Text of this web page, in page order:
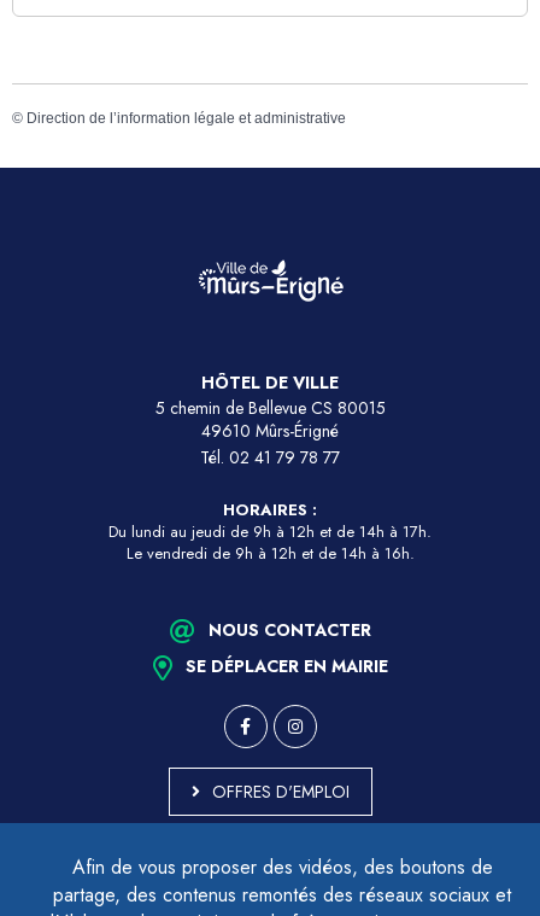
Afin de vous proposer des vidéos, des boutons de
partage, des contenus remontés des réseaux sociaux et
© Direction de l’information légale et administrative
HÔTEL DE VILLE
5 chemin de Bellevue CS 80015
49610 Mûrs-Érigné
Tél. 02 41 79 78 77
HORAIRES :
Du lundi au jeudi de 9h à 12h et de 14h à 17h.
Le vendredi de 9h à 12h et de 14h à 16h.
NOUS CONTACTER
SE DÉPLACER EN MAIRIE
OFFRES D'EMPLOI
ACCESSIBILITÉ - PARTIELLEMENT CONFORME
PLAN DU SITE